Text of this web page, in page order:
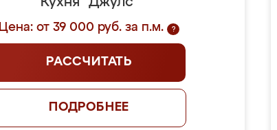
Цена: от 39 000 руб. за п.м. ?
РАССЧИТАТЬ
ПОДРОБНЕЕ